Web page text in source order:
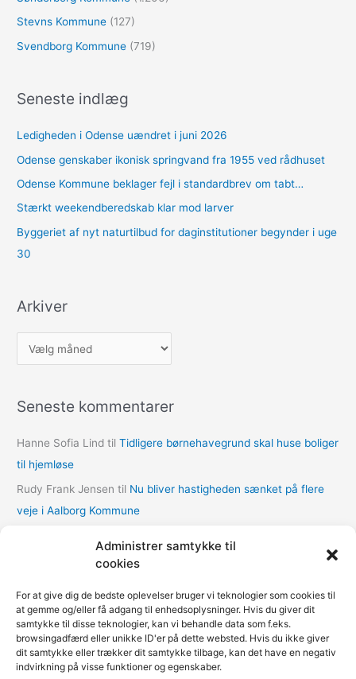
Administrer samtykke til
cookies
For at give dig de bedste oplevelser bruger vi teknologier som cookies til
at gemme og/eller få adgang til enhedsoplysninger. Hvis du giver dit
samtykke til disse teknologier, kan vi behandle data som f.eks.
browsingadfærd eller unikke ID'er på dette websted. Hvis du ikke giver
dit samtykke eller trækker dit samtykke tilbage, kan det have en negativ
indvirkning på visse funktioner og egenskaber.
Stevns Kommune (127)
Svendborg Kommune (719)
Seneste indlæg
Ledigheden i Odense uændret i juni 2026
Odense genskaber ikonisk springvand fra 1955 ved rådhuset
Odense Kommune beklager fejl i standardbrev om tabt…
Stærkt weekendberedskab klar mod larver
Byggeriet af nyt naturtilbud for daginstitutioner begynder i uge
30
Arkiver
r
i
e
r
Seneste kommentarer
Hanne Sofia Lind tilTidligere børnehavegrund skal huse boliger
til hjemløse
Rudy Frank Jensen til Nu bliver hastigheden sænket på flere
veje i Aalborg Kommune
udbygningsaftaler
Mariann Wie SvensontilSocialforvaltningen åbner COVID-
nødovernatning til hjemløse i Multihallen på Amager